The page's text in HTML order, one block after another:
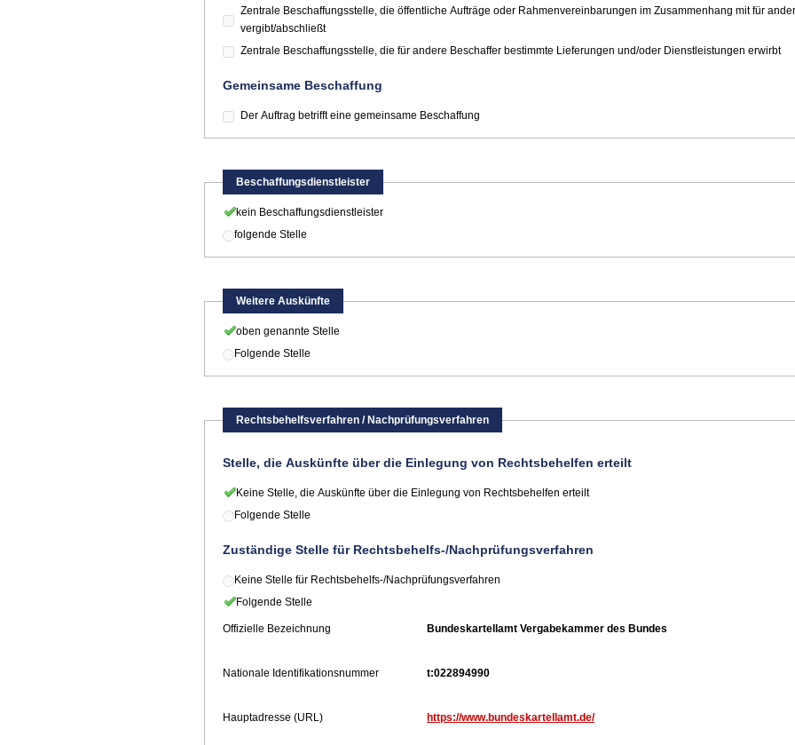
Zentrale Beschaffungsstelle, die öffentliche Aufträge oder Rahmenvereinbarungen im Zusammenhang mit für
vergibt/abschließt
Zentrale Beschaffungsstelle, die für andere Beschaffer bestimmte Lieferungen und/oder Dienstleistungen erwirbt
Gemeinsame Beschaffung
Der Auftrag betrifft eine gemeinsame Beschaffung
Beschaffungsdienstleister
kein Beschaffungsdienstleister
folgende Stelle
Weitere Auskünfte
oben genannte Stelle
Folgende Stelle
Rechtsbehelfsverfahren / Nachprüfungsverfahren
Stelle, die Auskünfte über die Einlegung von Rechtsbehelfen erteilt
Keine Stelle, die Auskünfte über die Einlegung von Rechtsbehelfen erteilt
Folgende Stelle
Zuständige Stelle für Rechtsbehelfs-/Nachprüfungsverfahren
Keine Stelle für Rechtsbehelfs-/Nachprüfungsverfahren
Folgende Stelle
Offizielle Bezeichnung Bundeskartellamt Vergabekammer des Bundes
Nationale Identifikationsnummer t:022894990
Hauptadresse (URL) https://www.bundeskartellamt.de/